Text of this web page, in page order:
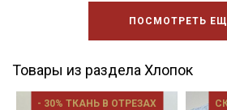
ПОСМОТРЕТЬ
Товары из раздела Хлопок
- 30% ТКАНЬ В ОТРЕЗАХ